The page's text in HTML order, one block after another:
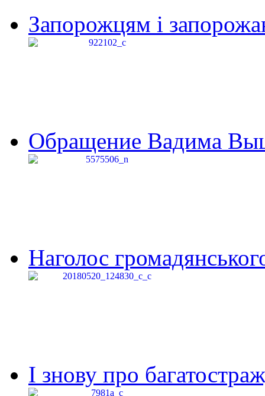
Запорожцям і
Обращение Вадима
Наголос
І знову про